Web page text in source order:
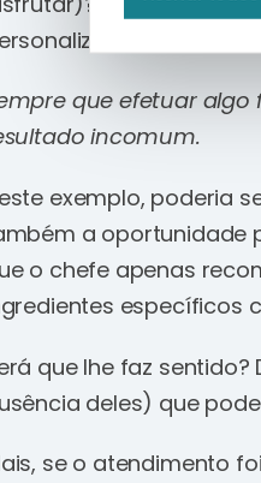
do café/
que efetuar
incomum.
exemplo, poderia
a oportunidade
o chefe apenas
específicos
que lhe faz
deles) que
se o atendimento